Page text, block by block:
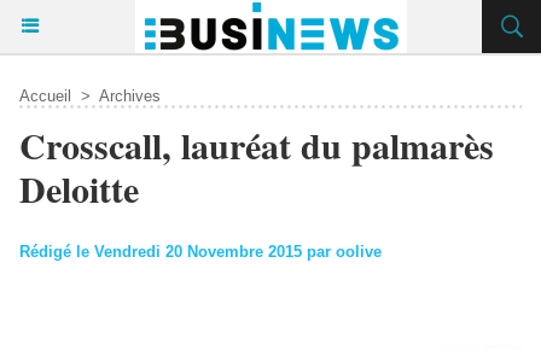
Accueil > Archives
Crosscall, lauréat du palmarès
Deloitte
Rédigé le Vendredi 20 Novembre 2015 par oolive